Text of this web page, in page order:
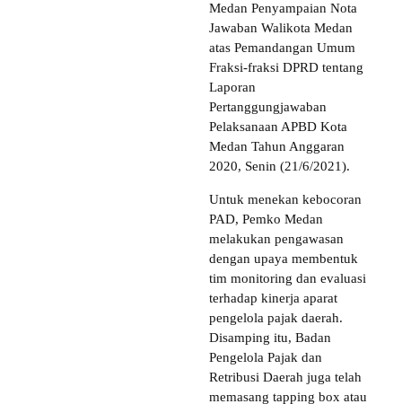
Medan Penyampaian Nota
Jawaban Walikota Medan
atas Pemandangan Umum
Fraksi-fraksi DPRD tentang
Laporan
Pertanggungjawaban
Pelaksanaan APBD Kota
Medan Tahun Anggaran
2020, Senin (21/6/2021).
Untuk menekan kebocoran
PAD, Pemko Medan
melakukan pengawasan
dengan upaya membentuk
tim monitoring dan evaluasi
terhadap kinerja aparat
pengelola pajak daerah.
Disamping itu, Badan
Pengelola Pajak dan
Retribusi Daerah juga telah
memasang tapping box atau